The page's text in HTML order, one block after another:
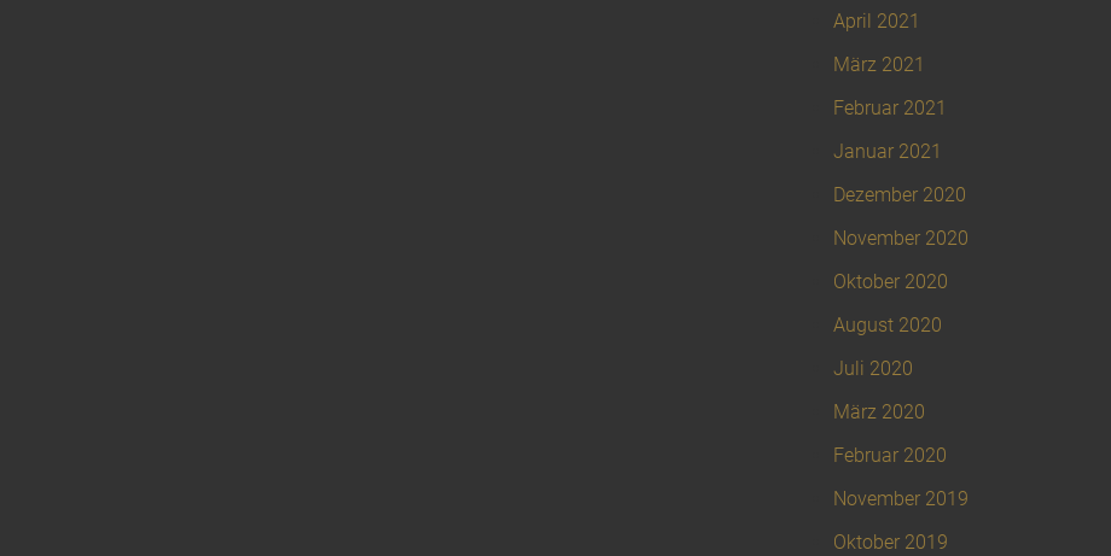
April 2021
März 2021
Februar 2021
Januar 2021
Dezember 2020
November 2020
Oktober 2020
August 2020
Juli 2020
März 2020
Februar 2020
November 2019
Oktober 2019